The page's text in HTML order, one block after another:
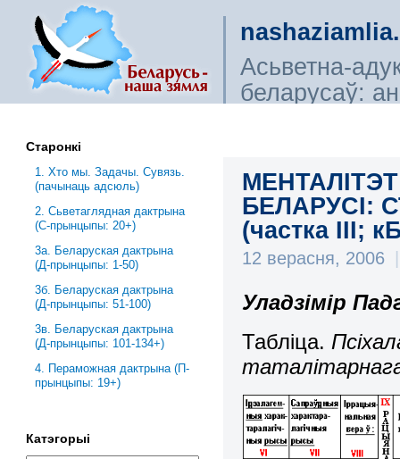
Асьветна-
беларусаў:
БЕЛАРУСІ:
(частка ІІІ;
12 верасня, 2006 |
Уладзімір
Табліца.
Старонкі
1. Хто мы. Задачы. Сувязь.
(пачынаць адсюль)
2. Сьветаглядная дактрына
(С-прынцыпы: 20+)
3a. Беларуская дактрына
(Д-прынцыпы: 1-50)
3б. Беларуская дактрына
(Д-прынцыпы: 51-100)
3в. Беларуская дактрына
(Д-прынцыпы: 101-134+)
4. Пераможная дактрына (П-
прынцыпы: 19+)
Катэгорыі